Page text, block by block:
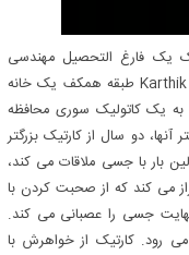
یک فارغ التحصیل مهندسی
مکانیک است که می خواهد فیلمساز شود. خانواده Karthik طبقه همکف یک خانه
به یک کاتولیک سوری محافظه
دو سال از کارتیک بزرگتر
بار با جسی ملاقات می کند،
می کند که از صحبت کردن با
جسی را عصبانی می کند.
رود. کارتیک از خواهرش با